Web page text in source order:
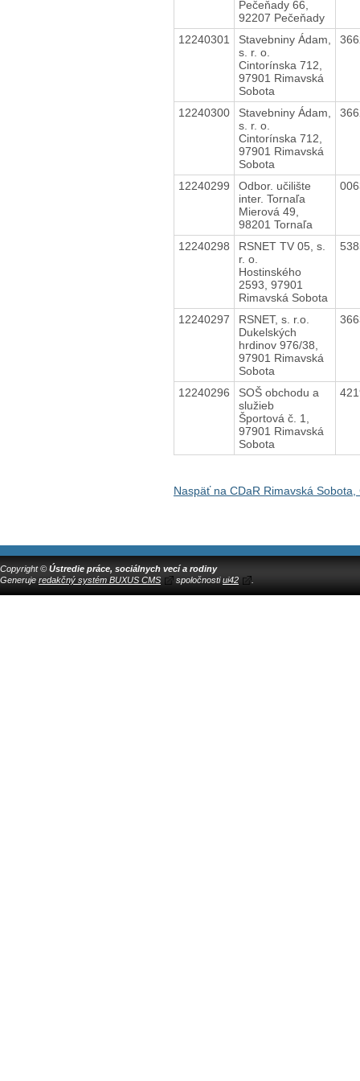
Pečeňady 66,
92207 Pečeňady
12240301
Stavebniny Ádam,
s. r. o.
Cintorínska 712,
97901 Rimavská
Sobota
12240300
Stavebniny Ádam,
s. r. o.
Cintorínska 712,
97901 Rimavská
Sobota
12240299
Odbor. učilište
inter. Tornaľa
Mierová 49,
98201 Tornaľa
12240298
RSNET TV 05, s.
r. o.
Hostinského
2593, 97901
Rimavská Sobota
12240297
RSNET, s. r.o.
Dukelských
hrdinov 976/38,
97901 Rimavská
Sobota
12240296
SOŠ obchodu a
služieb
Športová č. 1,
97901 Rimavská
Sobota
Naspäť na CDaR Rimavská
Copyright © Ústredie práce, sociálnych vecí a rodiny
Generuje redakčný systém BUXUS CMS spoločnostiui42